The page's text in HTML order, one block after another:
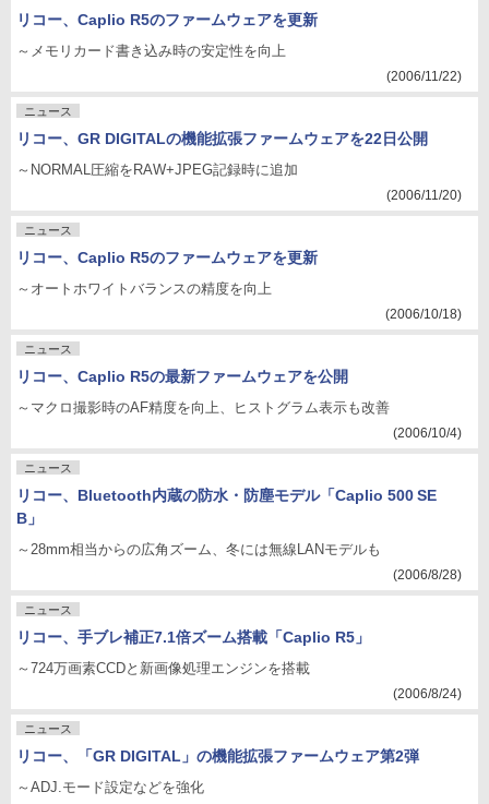
リコー、Caplio R5のファームウェアを更新
～メモリカード書き込み時の安定性を向上
(2006/11/22)
ニュース
リコー、GR DIGITALの機能拡張ファームウェアを22日公開
～NORMAL圧縮をRAW+JPEG記録時に追加
(2006/11/20)
ニュース
リコー、Caplio R5のファームウェアを更新
～オートホワイトバランスの精度を向上
(2006/10/18)
ニュース
リコー、Caplio R5の最新ファームウェアを公開
～マクロ撮影時のAF精度を向上、ヒストグラム表示も改善
(2006/10/4)
ニュース
リコー、Bluetooth内蔵の防水・防塵モデル「Caplio 500 SE
B」
～28mm相当からの広角ズーム、冬には無線LANモデルも
(2006/8/28)
ニュース
リコー、手ブレ補正7.1倍ズーム搭載「Caplio R5」
～724万画素CCDと新画像処理エンジンを搭載
(2006/8/24)
ニュース
リコー、「GR DIGITAL」の機能拡張ファームウェア第2弾
～ADJ.モード設定などを強化